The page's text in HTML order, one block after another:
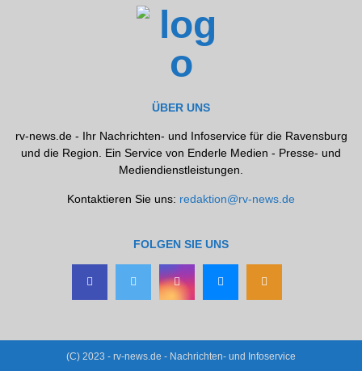
ÜBER UNS
rv-news.de - Ihr Nachrichten- und Infoservice für die Ravensburg
und die Region. Ein Service von Enderle Medien - Presse- und
Mediendienstleistungen.
Kontaktieren Sie uns: redaktion@rv-news.de
FOLGEN SIE UNS
(C) 2023 - rv-news.de - Nachrichten- und Infoservice